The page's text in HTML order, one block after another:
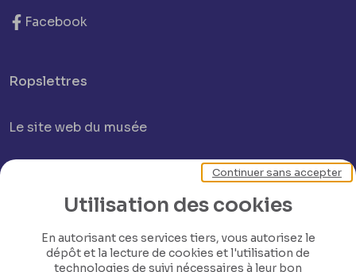
Facebook
Ropslettres
Le site web du musée
Contact
Utilisation des cookies
En autorisant ces services tiers, vous autorisez le
dépôt et la lecture de cookies et l'utilisation de
technologies de suivi nécessaires à leur bon
Continuer sans accepter